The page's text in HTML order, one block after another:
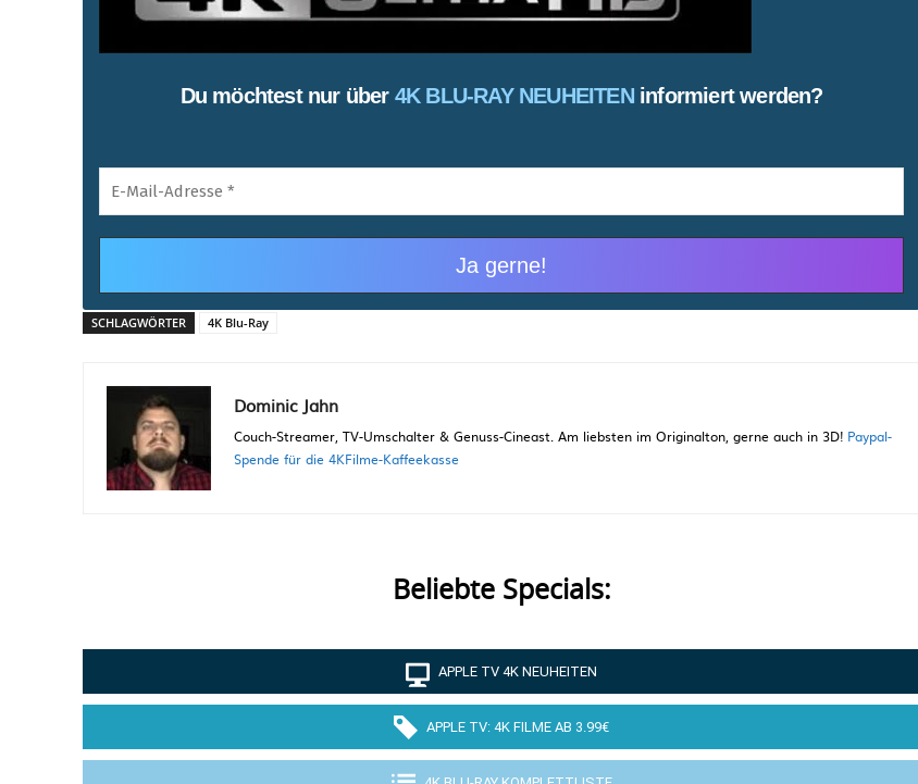
Du möchtest nur über4K BLU-RAY NEUHEITEN informiert werden?
SCHLAGWÖRTER 4K Blu-Ray
Dominic Jahn
Couch-Streamer, TV-Umschalter & Genuss-Cineast. Am liebsten im Originalton, gerne auch in 3D! Paypal-
Spende für die 4KFilme-Kaffeekasse
Beliebte Specials:
APPLE TV 4K NEUHEITEN
APPLE TV: 4K FILME AB 3.99€